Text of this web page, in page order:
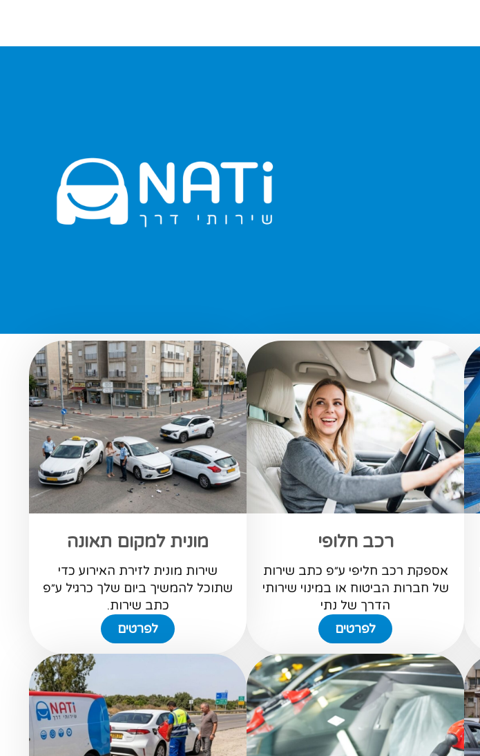
רכב חלופי
אספקת רכב חליפי ע״פ כתב שירות
של חברות הביטוח או במינוי שירותי
הדרך של נתי
לפרטים
מונית למקום תאונה
שירות מונית לזירת האירוע כדי
שתוכל להמשיך ביום שלך כרגיל ע״פ
כתב שירות.
לפרטים